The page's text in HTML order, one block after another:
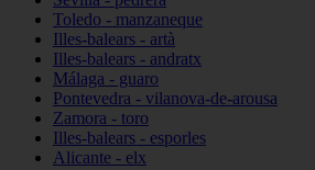
Toledo - manzaneque
Illes-balears - artà
Illes-balears - andratx
Málaga - guaro
Pontevedra - vilanova-de-arousa
Zamora - toro
Illes-balears - esporles
Alicante - elx